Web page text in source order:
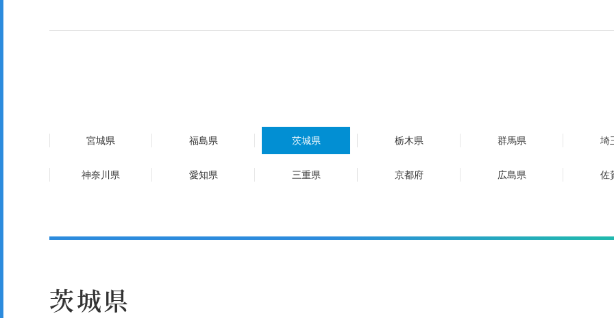
宮城県 福島県 茨城県 栃木県 群馬県 埼
神奈川県 愛知県 三重県 京都府 広島県 佐
茨城県